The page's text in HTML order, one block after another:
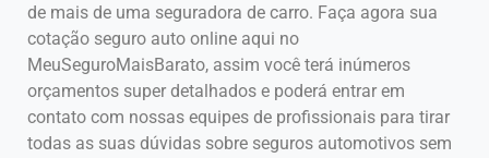
de mais de uma seguradora de carro. Faça agora sua
cotação seguro auto online aqui no
MeuSeguroMaisBarato, assim você terá inúmeros
orçamentos super detalhados e poderá entrar em
contato com nossas equipes de profissionais para tirar
todas as suas dúvidas sobre seguros automotivos sem